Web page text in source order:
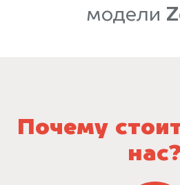
модели
Почему